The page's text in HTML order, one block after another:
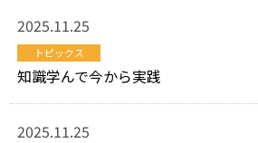
2025.11.25
トピックス
知識学んで今から実践
2025.11.25